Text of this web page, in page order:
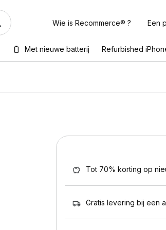
Wie is Recommerce® ? Een
Met nieuwe batterij Refurbished
Tot 70% korting op
Gratis levering bij een